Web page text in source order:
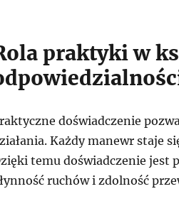
praktyki w
doświadczenie
Każdy manewr staje
temu doświadczenie jest
ruchów i zdolność